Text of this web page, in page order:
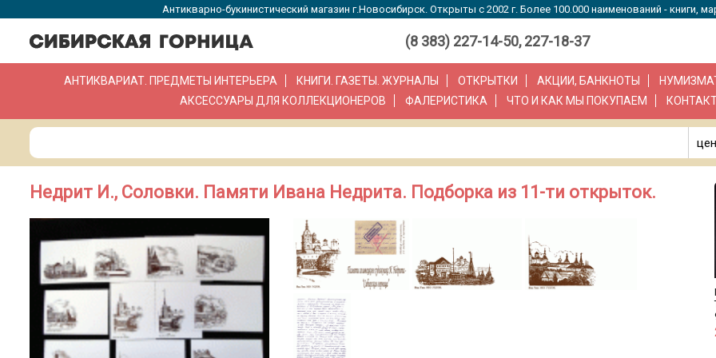
Антикварно-букинистический магазин г.Новосибирск. Открыты с 2002 г. Более 100.000 наименований - книги,
(8 383) 227-14-50, 227-18-37
АНТИКВАРИАТ. ПРЕДМЕТЫ ИНТЕРЬЕРА КНИГИ. ГАЗЕТЫ. ЖУРНАЛЫ ОТКРЫТКИ АКЦИИ, БАНКНОТЫ
АКСЕССУАРЫ ДЛЯ КОЛЛЕКЦИОНЕРОВ
ФАЛЕРИСТИКА ЧТО И КАК МЫ ПОКУПАЕМ
Недрит И., Соловки. Памяти Ивана Недрита. Подборка из 11-ти открыток.